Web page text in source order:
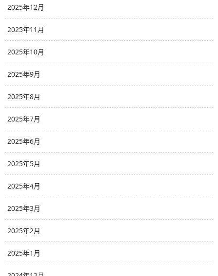
2025年12月
2025年11月
2025年10月
2025年9月
2025年8月
2025年7月
2025年6月
2025年5月
2025年4月
2025年3月
2025年2月
2025年1月